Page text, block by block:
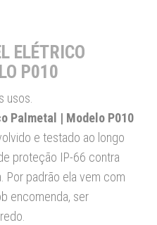
ELÉTRICO
P010
usos.
Palmetal | Modelo P010
e testado ao longo
proteção IP-66 contra
Por padrão ela vem com
encomenda, ser